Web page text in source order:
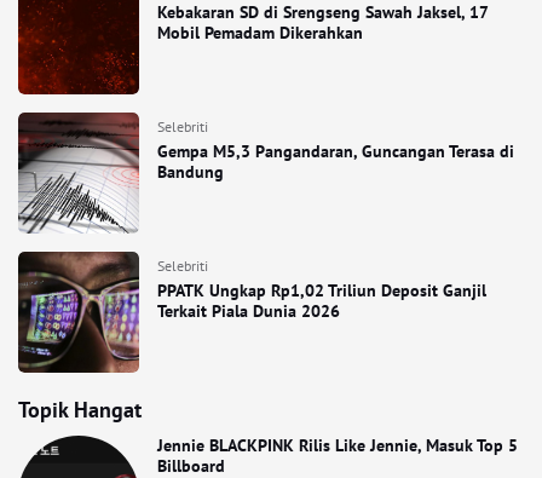
Kebakaran SD di Srengseng Sawah Jaksel, 17
Mobil Pemadam Dikerahkan
Selebriti
Gempa M5,3 Pangandaran, Guncangan Terasa di
Bandung
Selebriti
PPATK Ungkap Rp1,02 Triliun Deposit Ganjil
Terkait Piala Dunia 2026
Topik Hangat
Jennie BLACKPINK Rilis Like Jennie, Masuk Top 5
Billboard